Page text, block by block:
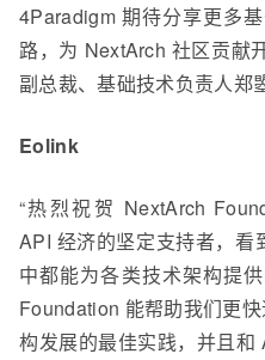
4Paradigm 期待分享更多
路，为 NextArch 社区贡献
副总裁、基础技术负责人郑
Eolink
“热烈祝贺 NextArch
API 经济的坚定支持者，看
中都能为各类技术架构提
Foundation 能帮助我们更
构发展的最佳实践，并且